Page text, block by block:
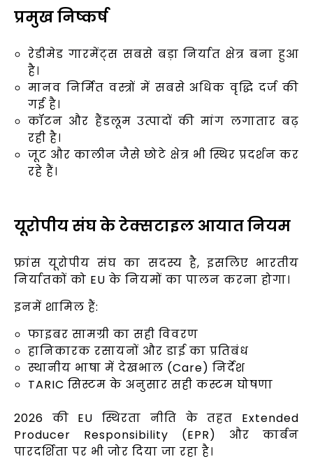
प्रमुख निष्कर्ष
रेडीमेड गारमेंट्स सबसे बड़ा निर्यात क्षेत्र बना हुआ
है।
मानव निर्मित वस्त्रों में सबसे अधिक वृद्धि दर्ज की
गई है।
कॉटन और हैंडलूम उत्पादों की मांग लगातार बढ़
रही है।
जूट और कालीन जैसे छोटे क्षेत्र भी स्थिर प्रदर्शन कर
रहे हैं।
यूरोपीय संघ के टेक्सटाइल आयात नियम
फ्रांस यूरोपीय संघ का सदस्य है, इसलिए भारतीय
निर्यातकों को EU के नियमों का पालन करना होगा।
इनमें शामिल हैं:
फाइबर सामग्री का सही विवरण
हानिकारक रसायनों और डाई का प्रतिबंध
स्थानीय भाषा में देखभाल (Care) निर्देश
TARIC सिस्टम के अनुसार सही कस्टम घोषणा
2026 की EU स्थिरता नीति के तहत Extended
Producer Responsibility (EPR) और कार्बन
पारदर्शिता पर भी जोर दिया जा रहा है।